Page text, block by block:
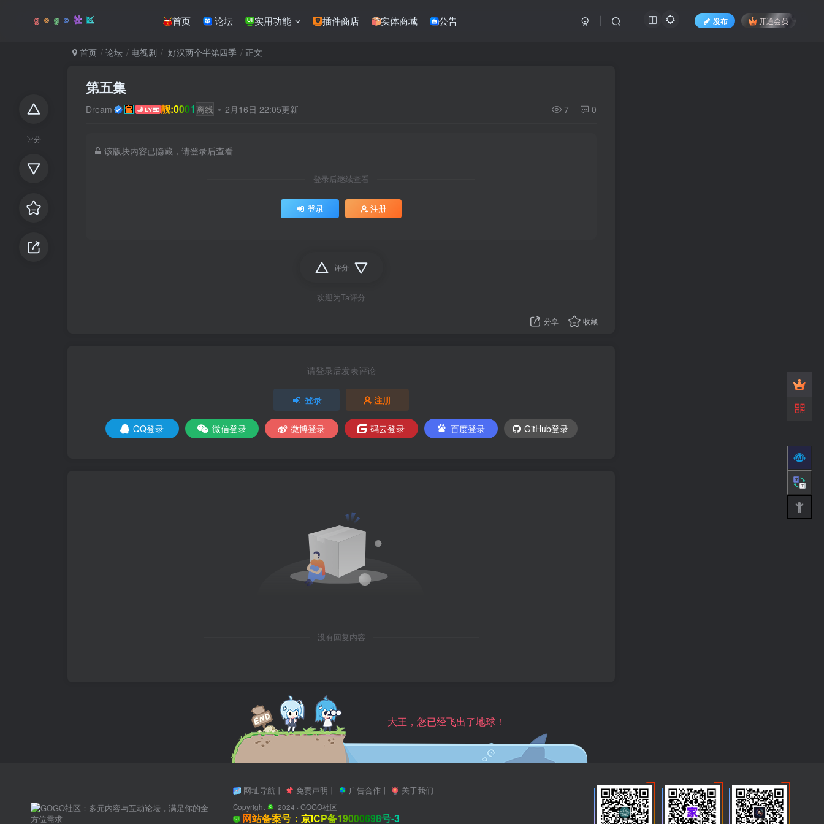
首页 论坛 实用功能 插件商店 实体商城 公告 发布 开通会员
评分
首页 论坛 电视剧 好汉两个半第四季 正文
第五集
Dream 靓:0001 离线 2月16日 22:05更新 7 0
该版块内容已隐藏，请登录后查看
登录后继续查看
登录 注册
评分
欢迎为Ta评分
分享 收藏
请登录后发表评论
登录 注册
QQ登录 微信登录 微博登录 码云登录 百度登录 GitHub登录
没有回复内容
大王，您已经飞出了地球！
网址导航 丨 免责声明 丨 广告合作 丨 关于我们
Copyright 2024 · GOGO社区
网站备案号：京ICP备19000698号-3